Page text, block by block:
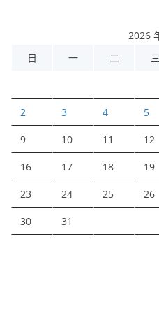
2026
日
一 二 三
2 3 4 5
9 10 11 12
16 17 18 19
23 24 25 26
30 31